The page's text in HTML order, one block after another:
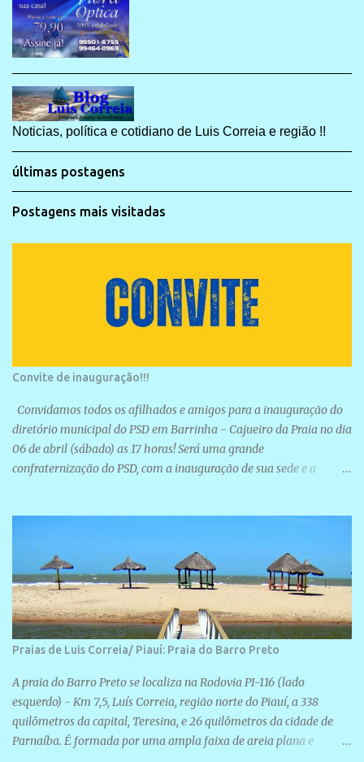
Noticias, política e cotidiano de Luis Correia e região !!
últimas postagens
Postagens mais visitadas
Convite de inauguração!!!
Convidamos todos os afilhados e amigos para a inauguração do
diretório municipal do PSD em Barrinha - Cajueiro da Praia no dia
06 de abril (sábado) as 17 horas! Será uma grande
confraternização do PSD, com a inauguração de sua sede e a
Praias de Luis Correia/ Piauí: Praia do Barro Preto
A praia do Barro Preto se localiza na Rodovia PI-116 (lado
esquerdo) - Km 7,5, Luís Correia, região norte do Piauí, a 338
quilômetros da capital, Teresina, e 26 quilômetros da cidade de
Parnaíba. É formada por uma ampla faixa de areia plana e